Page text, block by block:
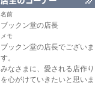
名前
ブックン堂の店長
メモ
ブックン堂の店長でございま
みなさまに、愛される店作り
を心がけていきたいと思いま